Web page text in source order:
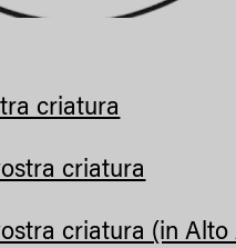
criatura
criatura
criatura (in